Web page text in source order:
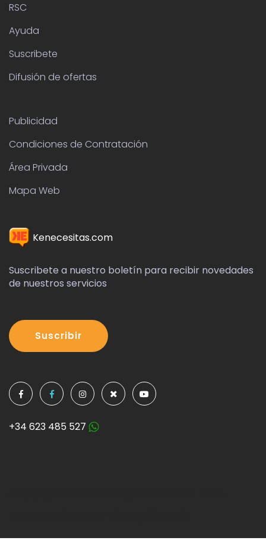
RSC
Ayuda
Suscribete
Difusión de ofertas
Publicidad
Condiciones de Contratación
Área Privada
Mapa Web
Kenecesitas.com
Suscribete a nuestro boletín para recibir novedades
de nuestros servicios
Suscribir
+34 623 485 527